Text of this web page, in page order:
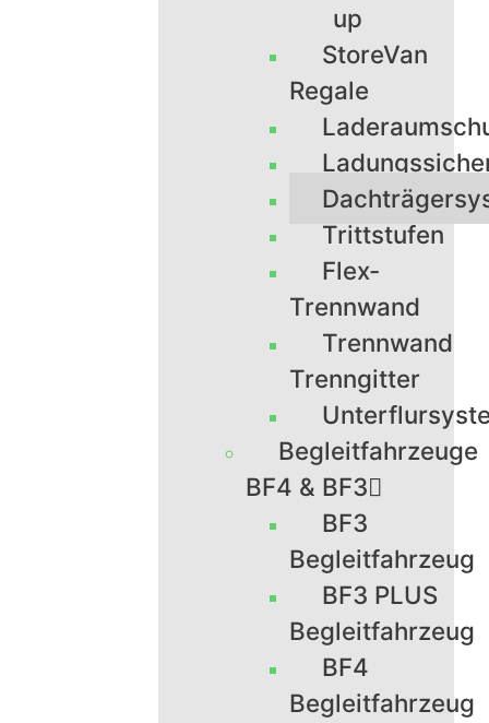
up
StoreVan
Regale
Trittstufen
Flex-
Trennwand
Trennwand
Trenngitter
Begleitfahrzeuge
BF4 & BF3
BF3
Begleitfahrzeug
BF3 PLUS
Begleitfahrzeug
BF4
Begleitfahrzeug